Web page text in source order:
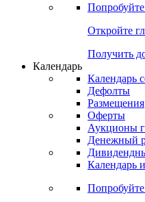
Попробуйте
Откройте
Получить
Календарь
Календарь
Дефолты
Размещения
Оферты
Аукционы
Денежный
Календарь
Попробуйте